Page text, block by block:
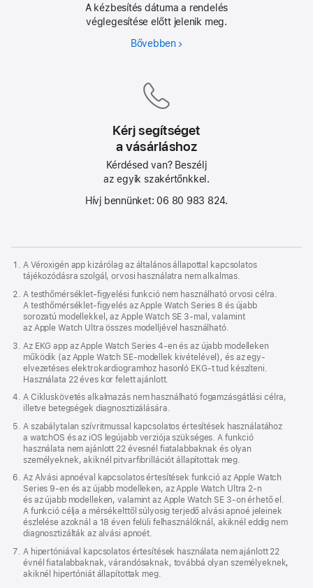
A kézbesítés dátuma a rendelés
véglegesítése előtt jelenik meg.
Bővebben
Kérj segítséget
a vásárláshoz
Kérdésed van? Beszélj
az egyik szakértőnkkel.
Hívj bennünket: 06 80 983 824.
A Véroxigén app kizárólag az általános állapottal kapcsolatos
tájékozódásra szolgál, orvosi használatra nem alkalmas.
A testhőmérséklet-figyelési funkció nem használható orvosi célra.
A testhőmérséklet-figyelés az Apple Watch Series 8 és újabb
sorozatú modellekkel, az Apple Watch SE 3-mal, valamint
az Apple Watch Ultra összes modelljével használható.
Az EKG app az Apple Watch Series 4-en és az újabb modelleken
működik (az Apple Watch SE-modellek kivételével), és az egy­
elvezetéses elektrokardio­gramhoz hasonló EKG‑t tud készíteni.
Használata 22 éves kor felett ajánlott.
A Cikluskövetés alkalmazás nem használható fogamzás­gátlási célra,
illetve betegségek diagnosztizálására.
A szabálytalan szívritmussal kapcsolatos értesítések használatához
a watchOS és az iOS legújabb verziója szükséges. A funkció
használata nem ajánlott 22 évesnél fiatalabbaknak és olyan
személyeknek, akiknél pitvar­fibrillációt állapítottak meg.
Az Alvási apnoéval kapcsolatos értesítések funkció az Apple Watch
Series 9‑en és az újabb modelleken, az Apple Watch Ultra 2‑n
és az újabb modelleken, valamint az Apple Watch SE 3‑on érhető el.
A funkció célja a mérsékelttől súlyosig terjedő alvási apnoé jeleinek
észlelése azoknál a 18 éven felüli felhasználóknál, akiknél eddig nem
diagnosztizálták az alvási apnoét.
A hipertóniával kapcsolatos értesítések használata nem ajánlott 22
évnél fiatalabbaknak, várandósaknak, továbbá olyan személyeknek,
akiknél hipertóniát állapítottak meg.